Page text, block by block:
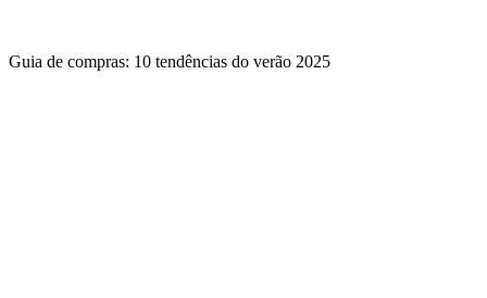
Guia de compras: 10 tendências do verão 2025